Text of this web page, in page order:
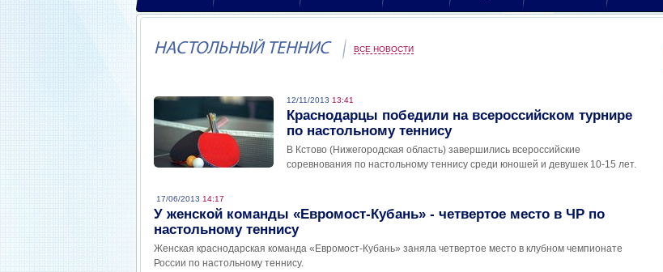
НАСТОЛЬНЫЙ ТЕННИС ВСЕ НОВОСТИ
12/11/2013 13:41
Краснодарцы победили на всероссийском турнире
по настольному теннису
В Кстово (Нижегородская область) завершились всероссийские
соревнования по настольному теннису среди юношей и девушек 10-15 лет.
17/06/2013 14:17
У женской команды «Евромост-Кубань» - четвертое место в ЧР по
настольному теннису
Женская краснодарская команда «Евромост-Кубань» заняла четвертое место в клубном чемпионате
России по настольному теннису.